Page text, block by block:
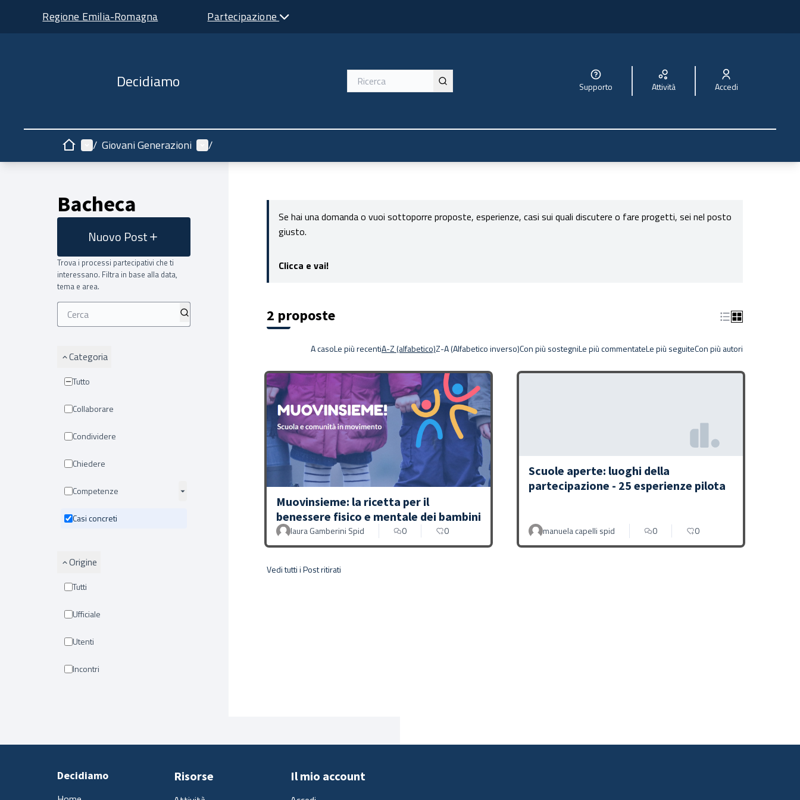
Regione Emilia-Romagna Partecipazione
Decidiamo Supporto Attività Accedi
HomeMenù principale
/ Giovani Generazioni Menù utente
/
Bacheca
Nuovo Post
Trova i processi partecipativi che ti
interessano. Filtra in base alla data,
tema e area.
Categoria
Tutto
Collaborare
Condividere
Chiedere
Competenze
Casi concreti
Origine
Tutti
Ufficiale
Utenti
Incontri
Se hai una domanda o vuoi sottoporre proposte, esperienze, casi sui quali discutere o fare progetti, sei nel posto
giusto.
Clicca e vai!
2 proposte
A casoLe più recentiA-Z (alfabetico)Z-A (Alfabetico inverso)Con più sostegniLe più commentateLe più seguiteCon più autori
Muovinsieme: la ricetta per il
benessere fisico e mentale dei bambini
laura Gamberini Spid 0 0
Scuole aperte: luoghi della
partecipazione - 25 esperienze pilota
manuela capelli spid 0 0
Vedi tutti i Post ritirati
Decidiamo Risorse Il mio account